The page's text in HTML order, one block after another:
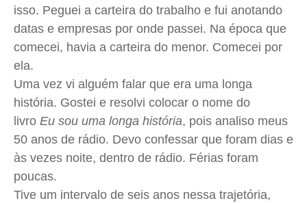
Cidades
Direitos
Economia
Cultura
Colunas
Wanda Sily
Cidades
Direitos
Economia
Cultura
Colunas
Wanda Sily
Cidades
Direitos
Economia
Cultura
Colunas
Wanda Sily
Cidades
Direitos
Economia
Cultura
Colunas
Wanda Sily
isso. Peguei a carteira do trabalho e fui anotando
datas e empresas por onde passei. Na época que
comecei, havia a carteira do menor. Comecei por
ela.
Uma vez vi alguém falar que era uma longa
história. Gostei e resolvi colocar o nome do
livro Eu sou uma longa história, pois analiso meus
50 anos de rádio. Devo confessar que foram dias e
às vezes noite, dentro de rádio. Férias foram
poucas.
Tive um intervalo de seis anos nessa trajetória,